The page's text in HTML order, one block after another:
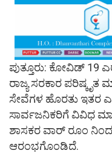
ಪುತ್ತೂರು: ಕೋವಿಡ್ 19
ರಾಜ್ಯ ಸರಕಾರ ಪರಿಷ್ಕೃತ
ಸೇವೆಗಳ ಹೊರತು ಇತರ
ಸಾರ್ವಜನಿಕರಿಗೆ ವಿವಿಧ
ಶಾಸಕರ ವಾರ್ ರೂಂ
ಆರಂಭಗೊಂಡಿದೆ.